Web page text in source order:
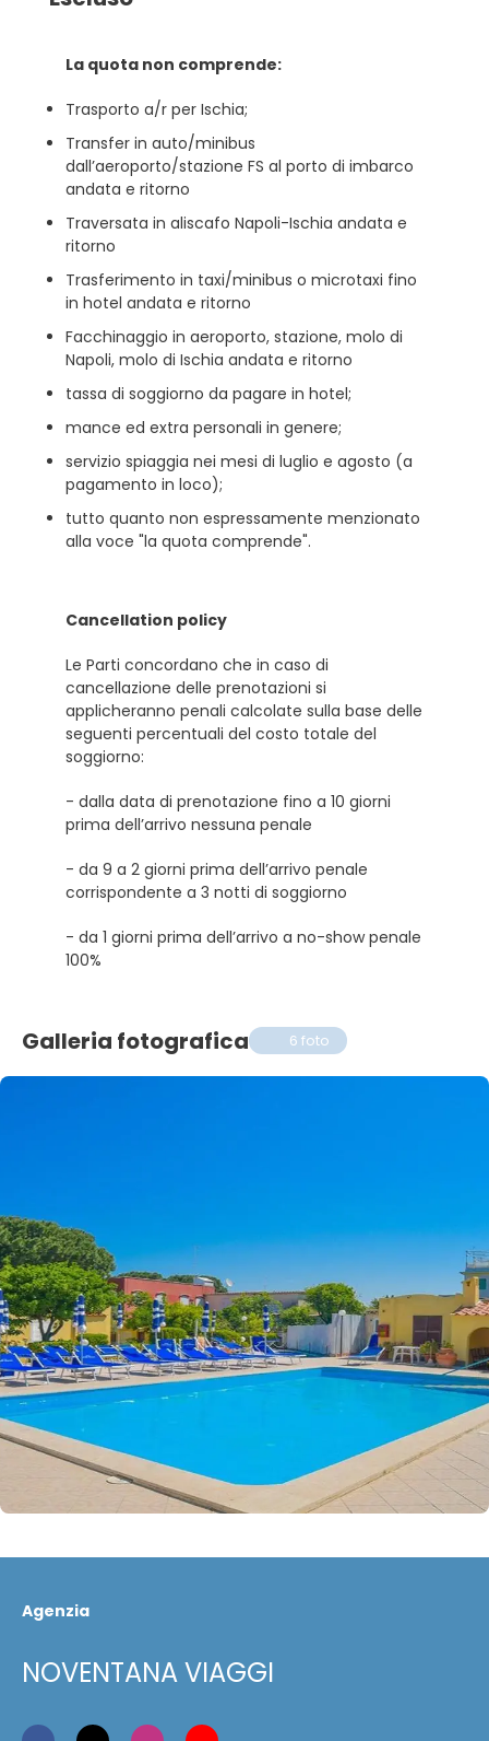
La quota non comprende:
Trasporto a/r per Ischia;
Transfer in auto/minibus
dall’aeroporto/stazione FS al porto di imbarco
andata e ritorno
Traversata in aliscafo Napoli-Ischia andata e
ritorno
Trasferimento in taxi/minibus o microtaxi fino
in hotel andata e ritorno
Facchinaggio in aeroporto, stazione, molo di
Napoli, molo di Ischia andata e ritorno
tassa di soggiorno da pagare in hotel;
mance ed extra personali in genere;
servizio spiaggia nei mesi di luglio e agosto (a
pagamento in loco);
tutto quanto non espressamente menzionato
alla voce "la quota comprende".
Cancellation policy
Le Parti concordano che in caso di
cancellazione delle prenotazioni si
applicheranno penali calcolate sulla base delle
seguenti percentuali del costo totale del
soggiorno:
- dalla data di prenotazione fino a 10 giorni
prima dell’arrivo nessuna penale
- da 9 a 2 giorni prima dell’arrivo penale
corrispondente a 3 notti di soggiorno
- da 1 giorni prima dell’arrivo a no-show penale
100%
Galleria fotografica 6 foto
Agenzia
NOVENTANA VIAGGI